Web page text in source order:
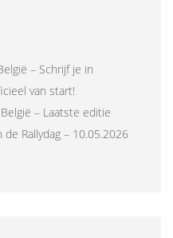
– Schrijf je in
van start!
– Laatste editie
Rallydag – 10.05.2026